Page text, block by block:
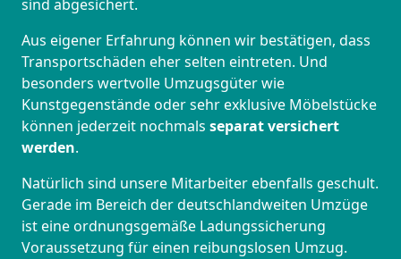
sind abgesichert.
Aus eigener Erfahrung können wir bestätigen, dass
Transportschäden eher selten eintreten. Und
besonders wertvolle Umzugsgüter wie
Kunstgegenstände oder sehr exklusive Möbelstücke
können jederzeit nochmals separat versichert
werden.
Natürlich sind unsere Mitarbeiter ebenfalls geschult.
Gerade im Bereich der deutschlandweiten Umzüge
ist eine ordnungsgemäße Ladungssicherung
Voraussetzung für einen reibungslosen Umzug.